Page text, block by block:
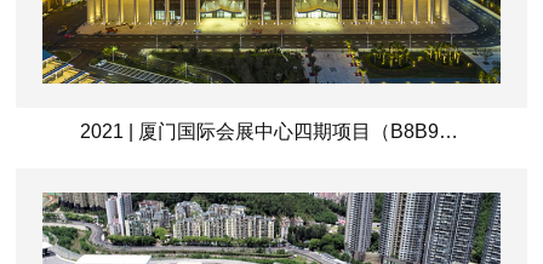
2021 | 厦门国际会展中心四期项目（B8B9馆及配套东广场地下室）工程